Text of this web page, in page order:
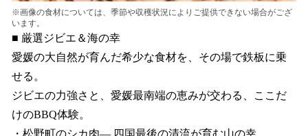
※画像の食材については、季節や収穫状況によりご提供できない場合がござ
います。
■ 厳選ジビエ＆海の幸
愛媛の大自然が育んだ希少な食材を、その場で鉄板に乗
せる。
ジビエの力強さと、愛媛最南端の恵みが交わる、ここだ
けのBBQ体験。